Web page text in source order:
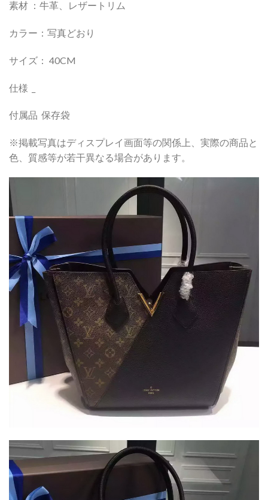
素材 ：牛革、レザートリム
カラー：写真どおり
サイズ： 40CM
仕様 _
付属品 保存袋
※掲載写真はディスプレイ画面等の関係上、実際の商品と
色、質感等が若干異なる場合があります。